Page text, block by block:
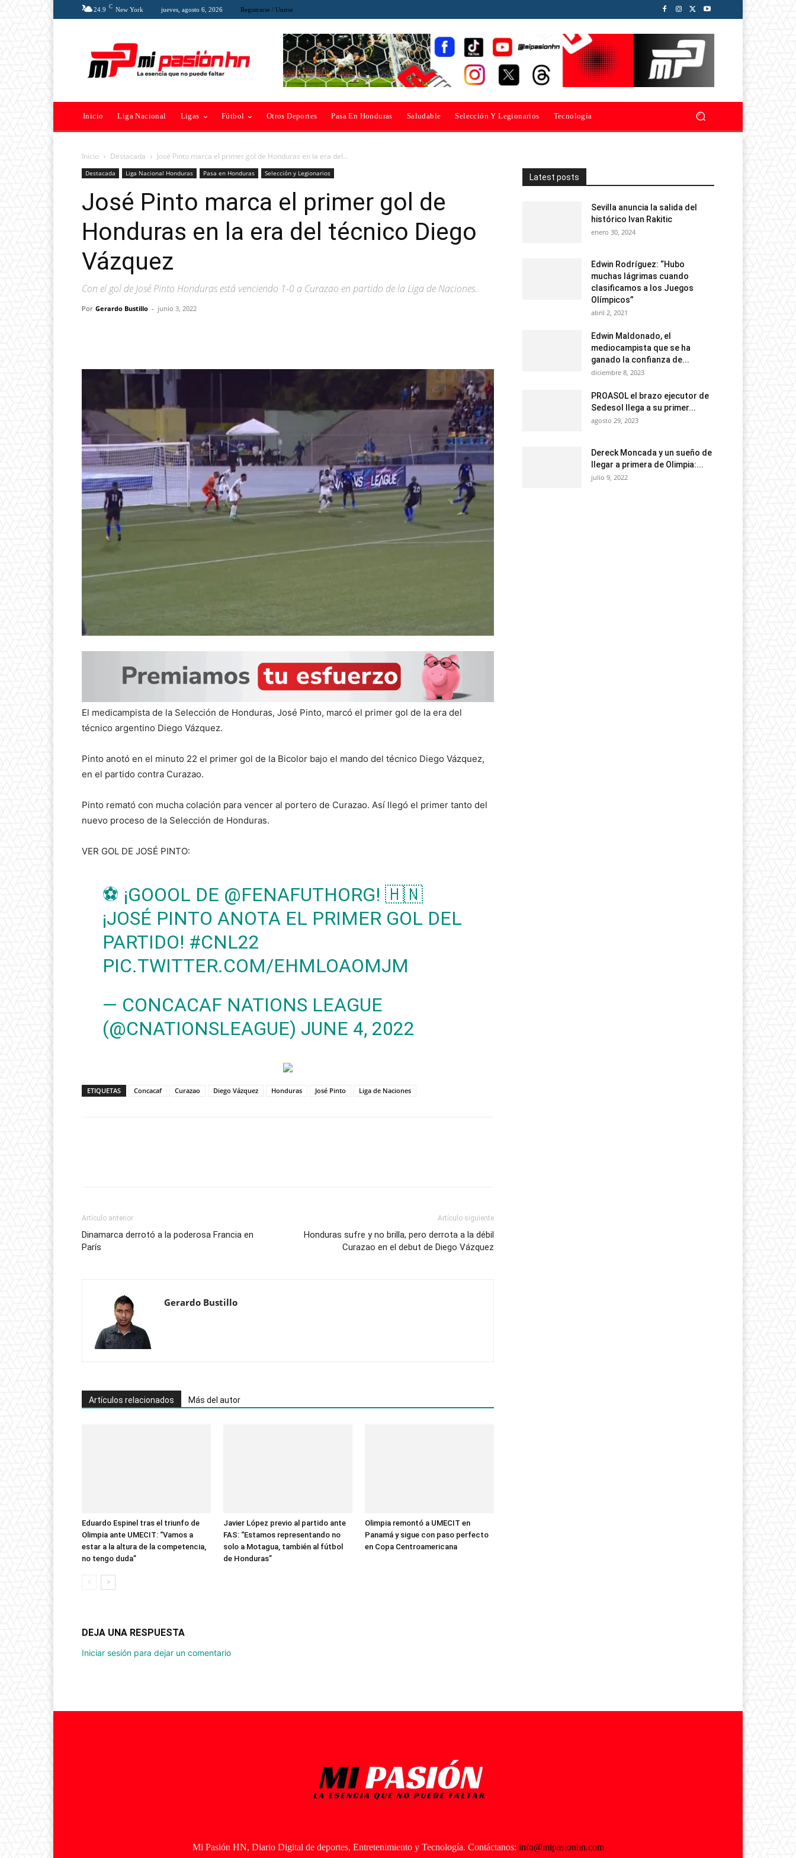
24.9 C New York jueves, agosto 6, 2026 Registrarse / Unirse
Inicio Liga Nacional Ligas Fútbol Otros Deportes Pasa En Honduras Saludable Selección Y Legionarios Tecnología
Inicio Destacada José Pinto marca el primer gol de Honduras en la era del...
Destacada Liga Nacional Honduras Pasa en Honduras Selección y Legionarios
José Pinto marca el primer gol de
Honduras en la era del técnico Diego
Vázquez
Con el gol de José Pinto Honduras está venciendo 1-0 a Curazao en partido de la Liga de Naciones.
Por Gerardo Bustillo - junio 3, 2022
El medicampista de la Selección de Honduras, José Pinto, marcó el primer gol de la era del
técnico argentino Diego Vázquez.
Pinto anotó en el minuto 22 el primer gol de la Bicolor bajo el mando del técnico Diego Vázquez,
en el partido contra Curazao.
Pinto remató con mucha colación para vencer al portero de Curazao. Así llegó el primer tanto del
nuevo proceso de la Selección de Honduras.
VER GOL DE JOSÉ PINTO:
⚽ ¡GOOOL DE @FENAFUTHORG! 🇭🇳
¡JOSÉ PINTO ANOTA EL PRIMER GOL DEL
PARTIDO! #CNL22
PIC.TWITTER.COM/EHMLOAOMJM
— CONCACAF NATIONS LEAGUE
(@CNATIONSLEAGUE) JUNE 4, 2022
ETIQUETAS Concacaf Curazao Diego Vázquez Honduras José Pinto Liga de Naciones
Artículo anterior
Dinamarca derrotó a la poderosa Francia en
París
Artículo siguiente
Honduras sufre y no brilla, pero derrota a la débil
Curazao en el debut de Diego Vázquez
Gerardo Bustillo
Artículos relacionados Más del autor
Eduardo Espinel tras el triunfo de
Olimpia ante UMECIT: “Vamos a
estar a la altura de la competencia,
no tengo duda”
Javier López previo al partido ante
FAS: “Estamos representando no
solo a Motagua, también al fútbol
de Honduras”
Olimpia remontó a UMECIT en
Panamá y sigue con paso perfecto
en Copa Centroamericana
DEJA UNA RESPUESTA
Iniciar sesión para dejar un comentario
Latest posts
Sevilla anuncia la salida del
histórico Ivan Rakitic
enero 30, 2024
Edwin Rodríguez: “Hubo
muchas lágrimas cuando
clasificamos a los Juegos
Olímpicos”
abril 2, 2021
Edwin Maldonado, el
mediocampista que se ha
ganado la confianza de...
diciembre 8, 2023
PROASOL el brazo ejecutor de
Sedesol llega a su primer...
agosto 29, 2023
Dereck Moncada y un sueño de
llegar a primera de Olimpia:...
julio 9, 2022
Mi Pasión HN, Diario Digital de deportes, Entretenimiento y Tecnología. Contáctanos: info@mipasionhn.com